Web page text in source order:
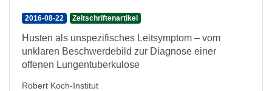
2016-08-22 Zeitschriftenartikel
Husten als unspezifisches Leitsymptom – vom
unklaren Beschwerdebild zur Diagnose einer
offenen Lungentuberkulose
Robert Koch-Institut